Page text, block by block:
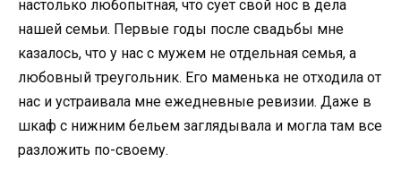
настолько любопытная, что сует свой нос в дела
нашей семьи. Первые годы после свадьбы мне
казалось, что у нас с мужем не отдельная семья, а
любовный треугольник. Его маменька не отходила от
нас и устраивала мне ежедневные ревизии. Даже в
шкаф с нижним бельем заглядывала и могла там все
разложить по-своему.